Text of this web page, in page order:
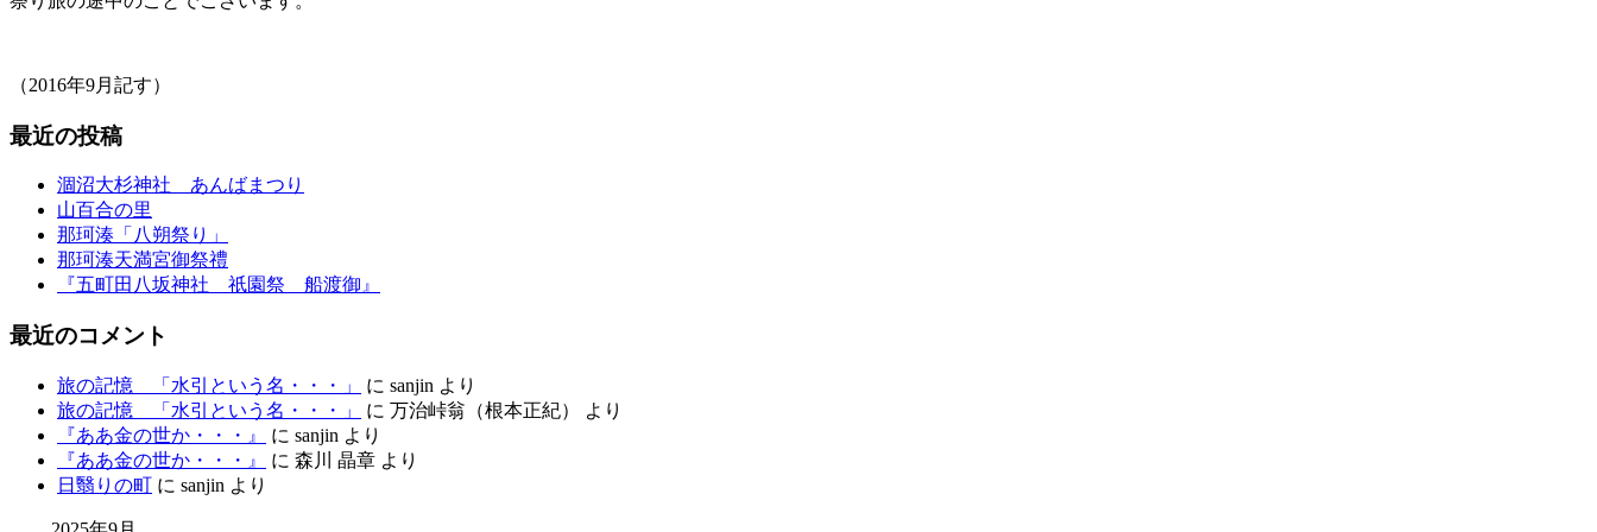
（2016年9月記す）
最近の投稿
涸沼大杉神社 あんばまつり
山百合の里
那珂湊「八朔祭り」
那珂湊天満宮御祭禮
『五町田八坂神社 祇園祭 船渡御』
最近のコメント
旅の記憶 「水引という名・・・」 に sanjin より
旅の記憶 「水引という名・・・」
に 万治峠翁（根本正紀）
より
『ああ金の世か・・・』
に sanjin より
『ああ金の世か・・・』
に 森川 晶章 より
日翳りの町 に sanjin より